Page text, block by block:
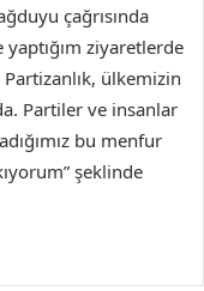
çağrısında
yaptığım ziyaretlerde
ülkemizin
Partiler ve insanlar
bu menfur
şeklinde